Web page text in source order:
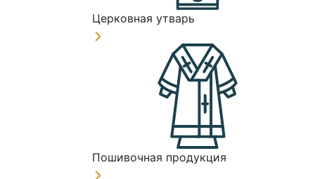
Церковная утварь
Пошивочная продукция